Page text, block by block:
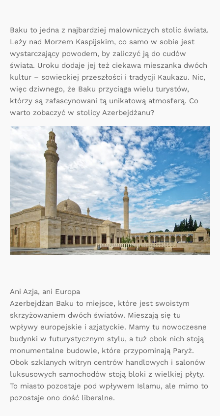
Baku to jedna z najbardziej malowniczych stolic świata.
Leży nad Morzem Kaspijskim, co samo w sobie jest
wystarczający powodem, by zaliczyć ją do cudów
świata. Uroku dodaje jej też ciekawa mieszanka dwóch
kultur – sowieckiej przeszłości i tradycji Kaukazu. Nic,
więc dziwnego, że Baku przyciąga wielu turystów,
którzy są zafascynowani tą unikatową atmosferą. Co
warto zobaczyć w stolicy Azerbejdżanu?
Ani Azja, ani Europa
Azerbejdżan Baku to miejsce, które jest swoistym
skrzyżowaniem dwóch światów. Mieszają się tu
wpływy europejskie i azjatyckie. Mamy tu nowoczesne
budynki w futurystycznym stylu, a tuż obok nich stoją
monumentalne budowle, które przypominają Paryż.
Obok szklanych witryn centrów handlowych i salonów
luksusowych samochodów stoją bloki z wielkiej płyty.
To miasto pozostaje pod wpływem Islamu, ale mimo to
pozostaje ono dość liberalne.